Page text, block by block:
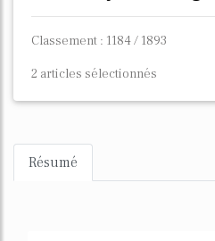
Classement : 1184 / 1893
2 articles sélectionnés
Résumé